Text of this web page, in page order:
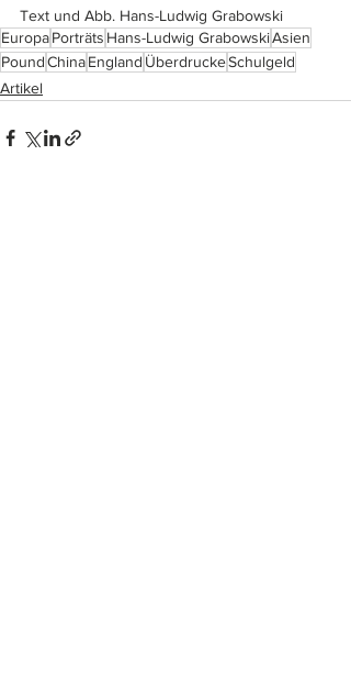
Text und Abb. Hans-Ludwig Grabowski
EuropaPorträts Hans-Ludwig GrabowskiAsien
PoundChinaEngland ÜberdruckeSchulgeld
Artikel